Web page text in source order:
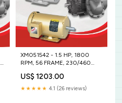
XM051542 - 1.5 HP, 1800
RPM, 56 FRAME, 230/460
US$ 1203.00
★★★★★ 4.1 (26 reviews)